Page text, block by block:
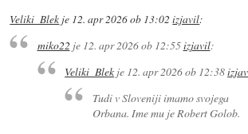
Veliki_Blek je 12. apr 2026 ob 13:02 izjavil:
miko22je 12. apr 2026 ob 12:55izjavil:
Veliki_Blek je 12. apr 2026 ob 12:38
Tudi v Sloveniji imamo svojega
Orbana. Ime mu je Robert Golob.